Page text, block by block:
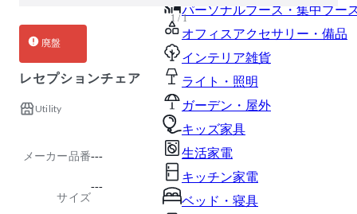
パーソナルブース・集中ブー
オフィスアクセサリー・備品
インテリア雑貨
ライト・照明
ガーデン・屋外
キッズ家具
生活家電
キッチン家電
ベッド・寝具
1 / 1
廃盤
レセプションチェア
Utility
メーカー品番---
サイズ
---